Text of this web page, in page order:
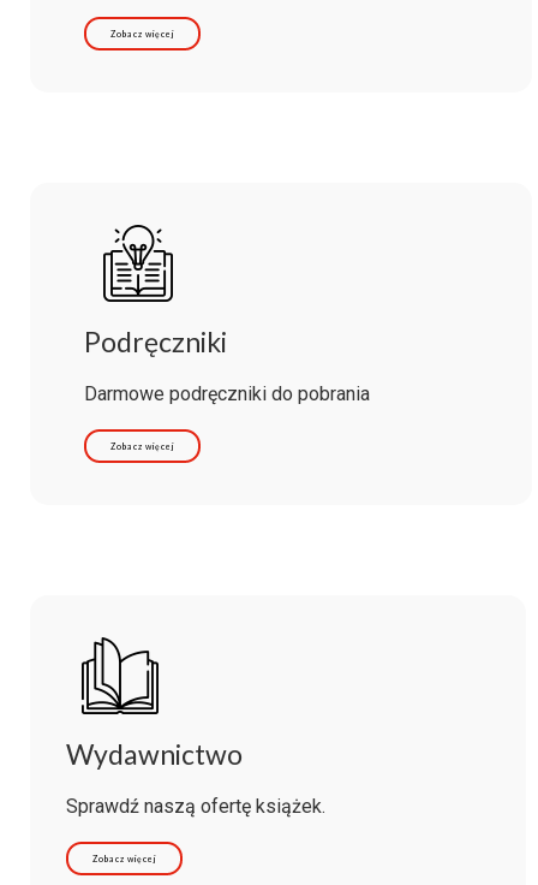
Zobacz więcej
Podręczniki
Darmowe podręczniki do pobrania
Zobacz więcej
Wydawnictwo
Sprawdź naszą ofertę książek.
Zobacz więcej